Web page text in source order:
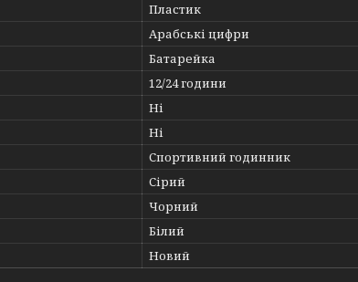
Пластик
Арабські цифри
Батарейка
12/24 години
Ні
Ні
Спортивний годинник
Сірий
Чорний
Білий
Новий